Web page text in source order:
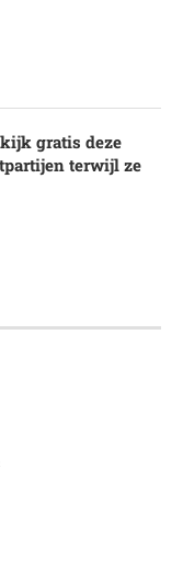
gratis deze
terwijl ze